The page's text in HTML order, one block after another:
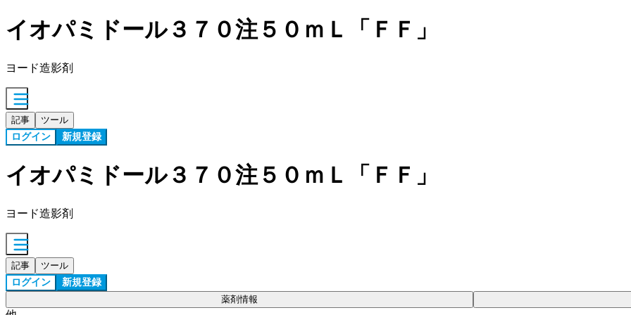
イオパミドール３７０注５０ｍＬ「ＦＦ」
ヨード造影剤
記事 ツール
ログイン 新規登録
イオパミドール３７０注５０ｍＬ「ＦＦ」
ヨード造影剤
記事 ツール
ログイン 新規登録
薬剤情報